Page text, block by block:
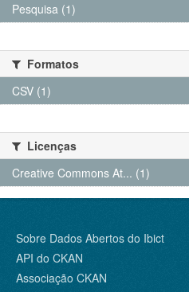
Pesquisa (1)
Formatos
CSV (1)
Licenças
Creative Commons At... (1)
Sobre Dados Abertos do Ibict
API do CKAN
Associação CKAN